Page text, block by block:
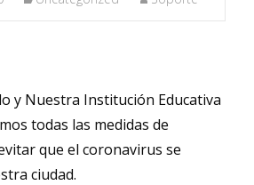
y Nuestra Institución Educativa
todas las medidas de
que el coronavirus se
ciudad.